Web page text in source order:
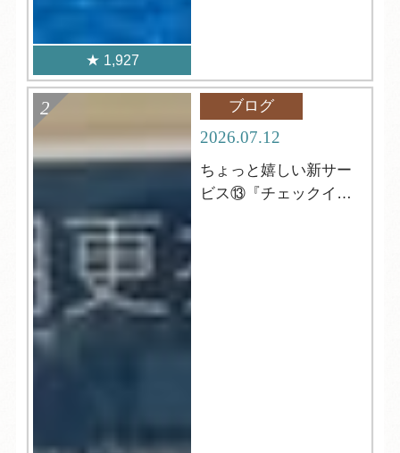
1,927
ブログ
2026.07.12
ちょっと嬉しい新サー
ビス⑬『チェックイン